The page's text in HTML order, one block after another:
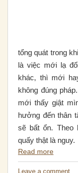
tổng quát trong
là việc mới lạ
khác, thì mới
không đúng
mới thấy giật
hưởng đến thân
sẽ bất ổn. Theo
quấy thật là nguy.
Read more
Leave a comment